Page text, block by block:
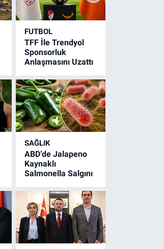
FUTBOL
TFF İle Trendyol
Sponsorluk
Anlaşmasını Uzattı
SAĞLIK
ABD’de Jalapeno
Kaynaklı
Salmonella Salgını